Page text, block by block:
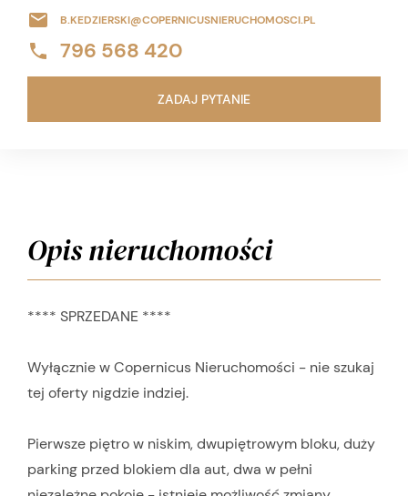
B.KEDZIERSKI@COPERNICUSNIERUCHOMOSCI.PL
796 568 420
ZADAJ PYTANIE
Opis nieruchomości
**** SPRZEDANE ****
Wyłącznie w Copernicus Nieruchomości - nie szukaj
tej oferty nigdzie indziej.
Pierwsze piętro w niskim, dwupiętrowym bloku, duży
parking przed blokiem dla aut, dwa w pełni